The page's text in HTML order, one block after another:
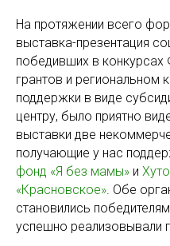
На протяжении всего
выставка-презентация
победивших в конкурсах
грантов и региональном
поддержки в виде
центру, было приятно
выставки две
получающие у нас
фонд «Я без мамы» и
«Красновское». Обе
становились
успешно реализовывали